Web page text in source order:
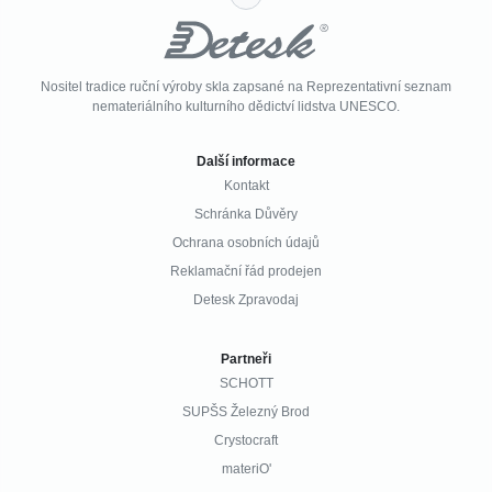
Nositel tradice ruční výroby skla zapsané na Reprezentativní seznam
nemateriálního kulturního dědictví lidstva UNESCO.
Další informace
Kontakt
Schránka Důvěry
Ochrana osobních údajů
Reklamační řád prodejen
Detesk Zpravodaj
Partneři
SCHOTT
SUPŠS Železný Brod
Crystocraft
materiO'